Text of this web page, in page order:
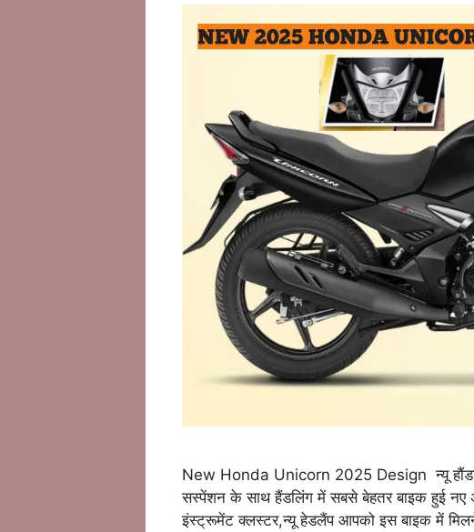
New Honda Unicorn 2025 Design न्यू हौंडा
सस्पेंशन के साथ हैंडलिंग में सबसे बेहतर बाइक हुई
इंस्ट्रूमेंट क्लस्टर,न्यू हेडलैंप आपको इस बाइक में